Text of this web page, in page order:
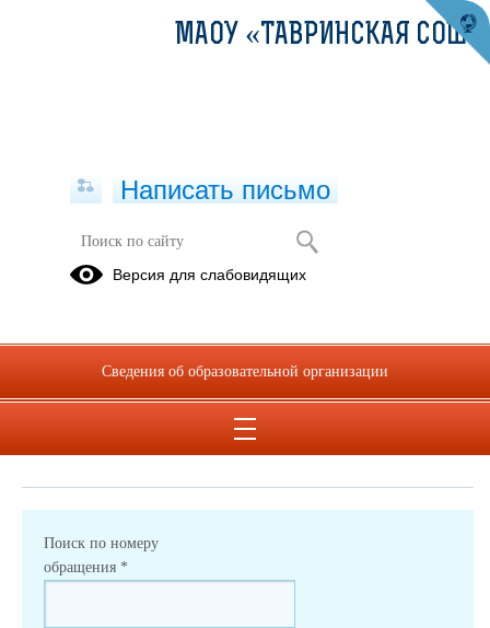
Обращения граждан
режиме при подаче обращения через электронную форму. Номер
обращения отправляется на электронный адрес, который вы
указывали при подаче обращения в электронной форме.
Поиск по номеру
обращения *
МАОУ «ТАВРИНСКАЯ СОШ»
Написать письмо
Версия для слабовидящих
Сведения об образовательной организации